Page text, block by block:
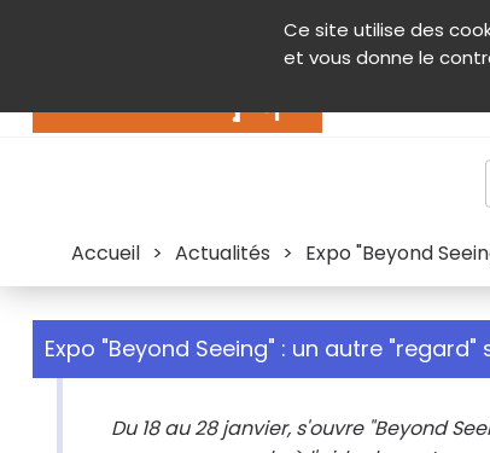
Ce site utilise des
et vous donne le
Contenu Aide et accessibilité
Accueil > Actualités > Expo "Beyond
Expo "Beyond Seeing" : un autre "regard"
Du 18 au 28 janvier, s'ouvre "Beyond